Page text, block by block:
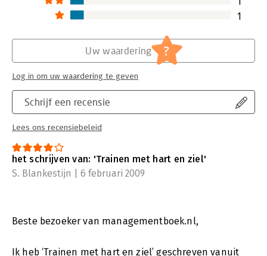
1
Schrijf een recensie
Lees ons recensiebeleid
Uw waardering ?
Log in om uw waardering te geven
het schrijven van: 'Trainen met hart en ziel'
S. Blankestijn | 6 februari 2009
Beste bezoeker van managementboek.nl,
Ik heb ‘Trainen met hart en ziel’ geschreven vanuit